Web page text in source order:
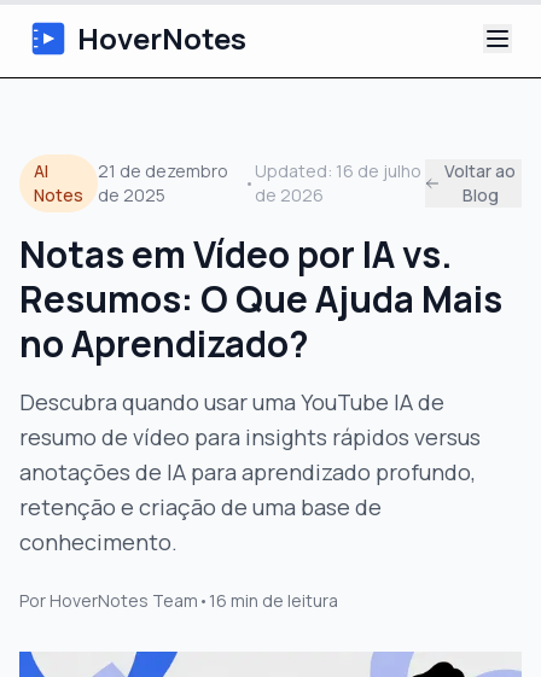
HoverNotes
Extension
Notas de Vídeo com IA
Tutoriais
Blog
AI
Notes
21 de dezembro
de 2025
•
Updated: 16 de julho
de 2026
Voltar ao
Blog
Notas em Vídeo por IA vs.
Resumos: O Que Ajuda Mais
no Aprendizado?
Descubra quando usar uma YouTube IA de
resumo de vídeo para insights rápidos versus
anotações de IA para aprendizado profundo,
retenção e criação de uma base de
conhecimento.
Por HoverNotes Team • 16 min de leitura